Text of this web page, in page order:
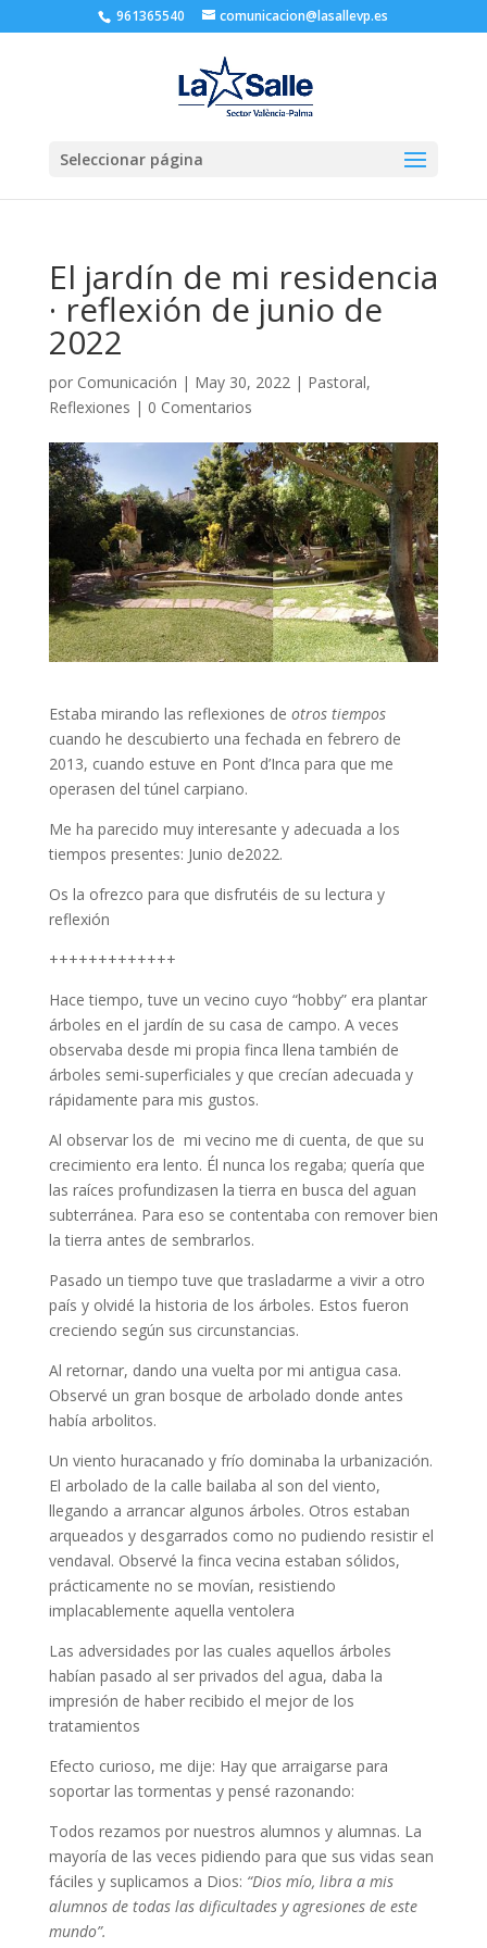
961365540 comunicacion@lasallevp.es
Seleccionar página
El jardín de mi residencia
· reflexión de junio de
2022
por Comunicación | May 30, 2022| Pastoral,
Reflexiones | 0 Comentarios
Estaba mirando las reflexiones de otros tiempos
cuando he descubierto una fechada en febrero de
2013, cuando estuve en Pont d’Inca para que me
operasen del túnel carpiano.
Me ha parecido muy interesante y adecuada a los
tiempos presentes: Junio de2022.
Os la ofrezco para que disfrutéis de su lectura y
reflexión
+++++++++++++
Hace tiempo, tuve un vecino cuyo “hobby” era plantar
árboles en el jardín de su casa de campo. A veces
observaba desde mi propia finca llena también de
árboles semi-superficiales y que crecían adecuada y
rápidamente para mis gustos.
Al observar los de mi vecino me di cuenta, de que su
crecimiento era lento. Él nunca los regaba; quería que
las raíces profundizasen la tierra en busca del aguan
subterránea. Para eso se contentaba con remover bien
la tierra antes de sembrarlos.
Pasado un tiempo tuve que trasladarme a vivir a otro
país y olvidé la historia de los árboles. Estos fueron
creciendo según sus circunstancias.
Al retornar, dando una vuelta por mi antigua casa.
Observé un gran bosque de arbolado donde antes
había arbolitos.
Un viento huracanado y frío dominaba la urbanización.
El arbolado de la calle bailaba al son del viento,
llegando a arrancar algunos árboles. Otros estaban
arqueados y desgarrados como no pudiendo resistir el
vendaval. Observé la finca vecina estaban sólidos,
prácticamente no se movían, resistiendo
implacablemente aquella ventolera
Las adversidades por las cuales aquellos árboles
habían pasado al ser privados del agua, daba la
impresión de haber recibido el mejor de los
tratamientos
Efecto curioso, me dije: Hay que arraigarse para
soportar las tormentas y pensé razonando:
Todos rezamos por nuestros alumnos y alumnas. La
mayoría de las veces pidiendo para que sus vidas sean
fáciles y suplicamos a Dios: “Dios mío, libra a mis
alumnos de todas las dificultades y agresiones de este
mundo”.